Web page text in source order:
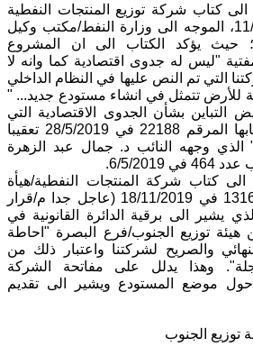
كتاب شركة توزيع المنتجات النفطية
عدد 23520 في 11/6/2019، الموجه الى وزارة النفط/مكتب وكيل
حيث يؤكد الكتاب الى ان المشروع
"ليس له جدوى اقتصادية كما وانه لا
التي تم النص عليها في النظام الداخلي
تتمثل في انشاء مستودع جديد... "
بشأن الجدوى الاقتصادية التي
ذكرتها نفس الشركة بكتابها المرقم 22188 في 28/5/2019 تعقيبا
الذي وجهه النائب د. جمال عبد الزهرة
5/2019.
الى كتاب شركة المنتجات النفطية/هيأة
الشؤون القانونية عدد 13163 في 18/11/2019 (عاجل جدا م/قرار
الى برقية الدائرة القانونية في
هيئة توزيع الجنوب/فرع البصرة "احاطة
والصريح لشركتنا واعتبار ذلك من
وهذا يدلل على مفاتحة الشركة
حول موضع المستودع ويشير الى تقديم
توزيع الجنوب